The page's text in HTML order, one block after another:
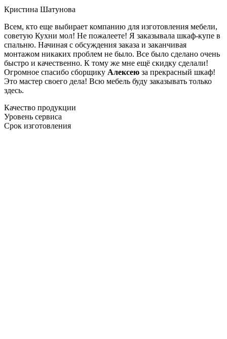
Кристина Шатунова
Всем, кто еще выбирает компанию для изготовления мебели,
советую Кухни мол! Не пожалеете! Я заказывала шкаф-купе в
спальню. Начиная с обсуждения заказа и заканчивая
монтажом никаких проблем не было. Все было сделано очень
быстро и качественно. К тому же мне ещё скидку сделали!
Огромное спасибо сборщику Алексею за прекрасный шкаф!
Это мастер своего дела! Всю мебель буду заказывать только
здесь.
Качество продукции
Уровень сервиса
Срок изготовления